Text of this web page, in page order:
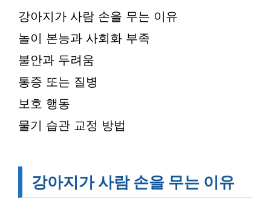
강아지가 사람 손을 무는 이유
놀이 본능과 사회화 부족
불안과 두려움
통증 또는 질병
보호 행동
물기 습관 교정 방법
강아지가 사람 손을 무는 이유